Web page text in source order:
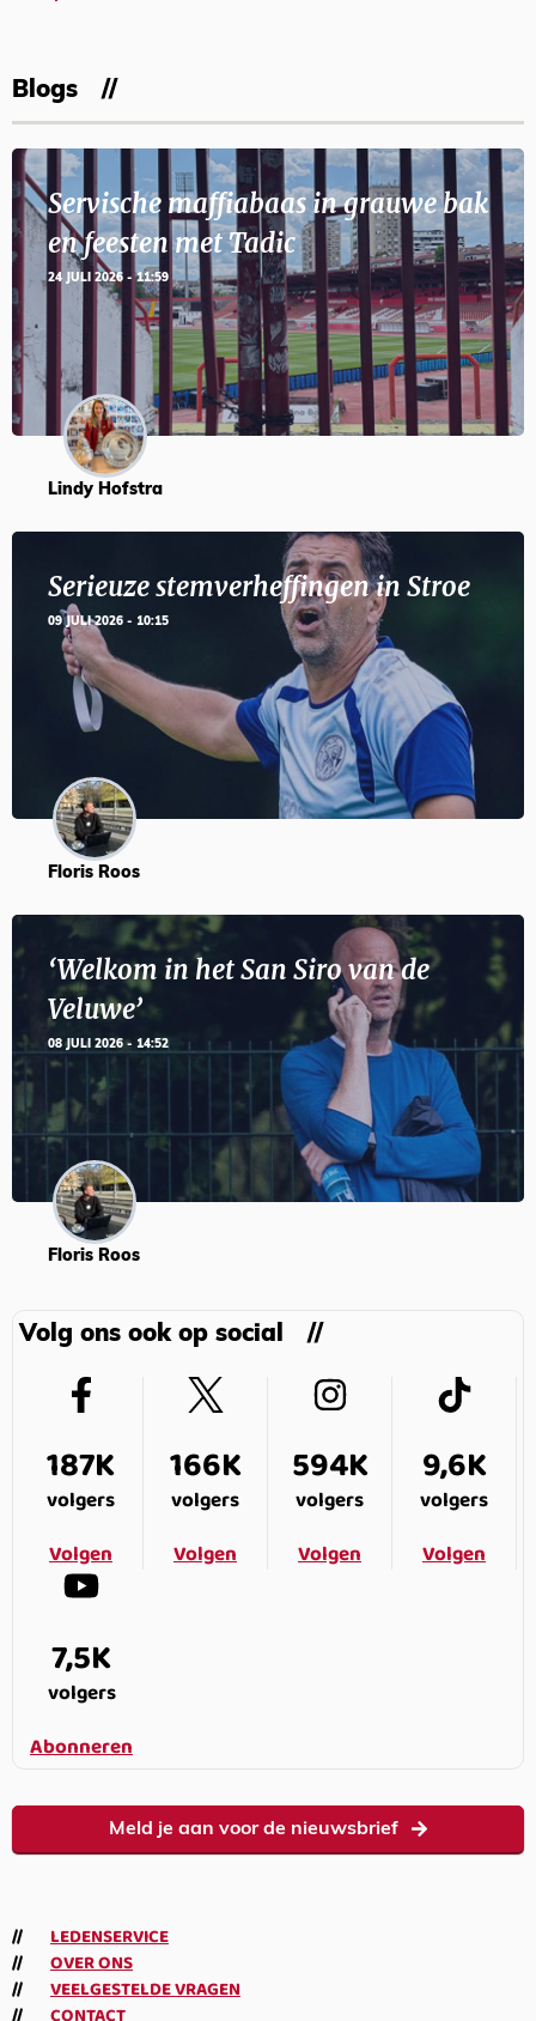
Blogs
Servische maffiabaas in grauwe bak
en feesten met Tadic
24 JULI 2026 - 11:59
Lindy Hofstra
Serieuze stemverheffingen in Stroe
09 JULI 2026 - 10:15
Floris Roos
‘Welkom in het San Siro van de
Veluwe’
08 JULI 2026 - 14:52
Floris Roos
Volg ons ook op social
187K
volgers
Volgen
166K
volgers
Volgen
594K
volgers
Volgen
9,6K
volgers
Volgen
7,5K
volgers
Abonneren
Meld je aan voor de nieuwsbrief
LEDENSERVICE
OVER ONS
VEELGESTELDE VRAGEN